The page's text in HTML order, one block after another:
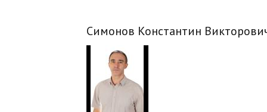
Симонов Константин